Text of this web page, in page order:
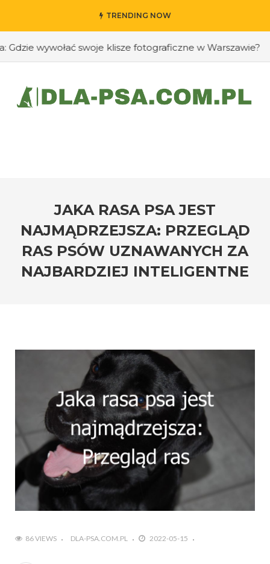
TRENDING NOW
wywołać swoje klisze fotograficzne w Warszawie?
JAKA RASA PSA JEST
NAJMĄDRZEJSZA: PRZEGLĄD
RAS PSÓW UZNAWANYCH ZA
NAJBARDZIEJ INTELIGENTNE
86 VIEWS DLA-PSA.COM.PL 2022-05-15